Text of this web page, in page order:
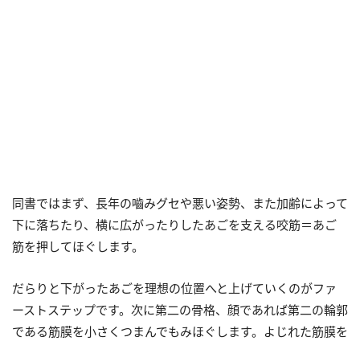
同書ではまず、長年の嚙みグセや悪い姿勢、また加齢によって
下に落ちたり、横に広がったりしたあごを支える咬筋＝あご
筋を押してほぐします。
だらりと下がったあごを理想の位置へと上げていくのがファ
ーストステップです。次に第二の骨格、顔であれば第二の輪郭
である筋膜を小さくつまんでもみほぐします。よじれた筋膜を